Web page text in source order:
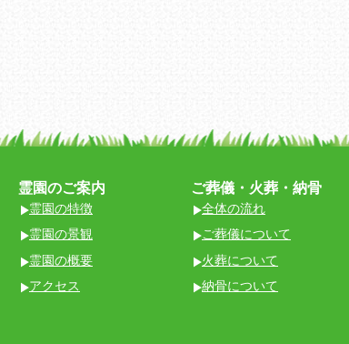
霊園のご案内
霊園の特徴
霊園の景観
霊園の概要
アクセス
ご葬儀・火葬・納骨
全体の流れ
ご葬儀について
火葬について
納骨について